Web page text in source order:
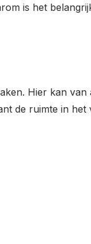
is het
Hier kan
de ruimte in het